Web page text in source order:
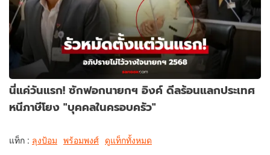
นี่แค่วันแรก! ซักฟอกนายกฯ อิงค์ ดีลร้อนแลกประเทศ
หนีภาษีโยง "บุคคลในครอบครัว"
แท็ก : ลุงป้อม พร้อมพงศ์ ดูแท็กทั้งหมด